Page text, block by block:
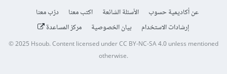
عن أكاديمية حسوب الأسئلة الشائعة اكتب معنا
درّب معنا
إرشادات الاستخدام
بيان الخصوصية مركز المساعدة
© 2025Hsoub.Content licensed underCC BY-NC-SA 4.0unless mentioned
otherwise.